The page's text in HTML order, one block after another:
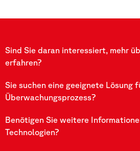
Sind Sie daran interessiert, mehr
erfahren?
Sie suchen eine geeignete Lösung
Überwachungsprozess?
Benötigen Sie weitere
Technologien?